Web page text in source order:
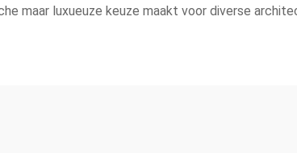
maar luxueuze keuze maakt voor diverse